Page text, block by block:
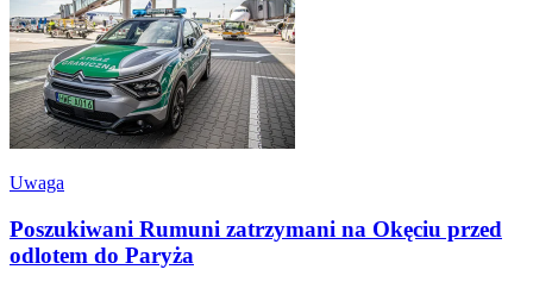
Uwaga
Poszukiwani Rumuni zatrzymani na Okęciu przed
odlotem do Paryża